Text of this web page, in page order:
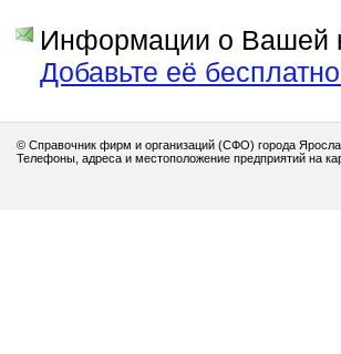
Информации о Вашей
Добавьте её
© Справочник фирм и организаций (СФО) города
Телефоны, адреса и местоположение предприятий на